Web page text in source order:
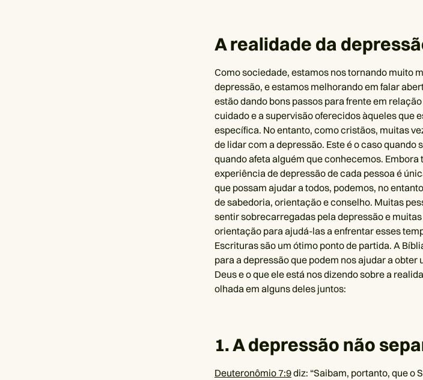
A realidade da
Como sociedade, estamos nos tornando muito
depressão, e estamos melhorando em falar
estão dando bons passos para frente em
cuidado e a supervisão oferecidos àqueles que
específica. No entanto, como cristãos, muitas
de lidar com a depressão. Este é o caso
quando afeta alguém que conhecemos.
experiência de depressão de cada pessoa é
que possam ajudar a todos, podemos, no
de sabedoria, orientação e conselho. Muitas
sentir sobrecarregadas pela depressão e
orientação para ajudá-las a enfrentar esses
Escrituras são um ótimo ponto de partida. A
para a depressão que podem nos ajudar a
Deus e o que ele está nos dizendo sobre a
olhada em alguns deles juntos:
1. A depressão não
Deuteronômio 7:9diz: “Saibam, portanto, que o